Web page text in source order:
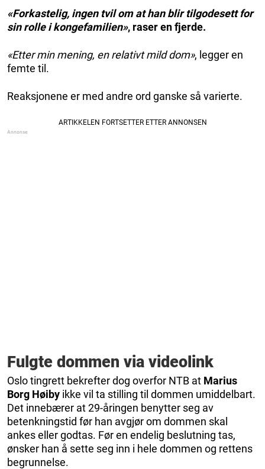
«Forkastelig, ingen tvil om at han blir tilgodesett for
sin rolle i kongefamilien», raser en fjerde.
«Etter min mening, en relativt mild dom», legger en
femte til.
Reaksjonene er med andre ord ganske så varierte.
Fulgte dommen via videolink
Oslo tingrett bekrefter dog overfor NTB at Marius
Borg Høiby ikke vil ta stilling til dommen umiddelbart.
Det innebærer at 29-åringen benytter seg av
betenkningstid før han avgjør om dommen skal
ankes eller godtas. Før en endelig beslutning tas,
ønsker han å sette seg inn i hele dommen og rettens
begrunnelse.